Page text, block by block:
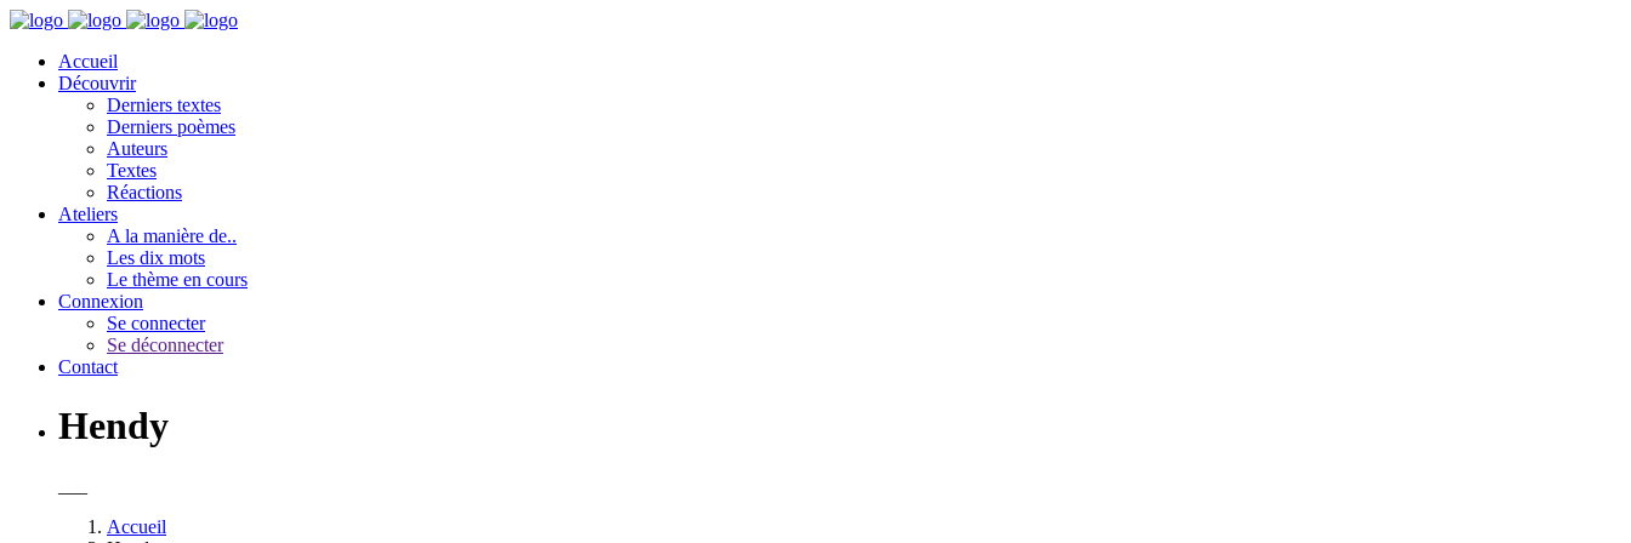
Accueil
Découvrir
Derniers textes
Derniers poèmes
Auteurs
Textes
Réactions
Ateliers
A la manière de..
Les dix mots
Le thème en cours
Connexion
Se connecter
Se déconnecter
Contact
Hendy
Accueil